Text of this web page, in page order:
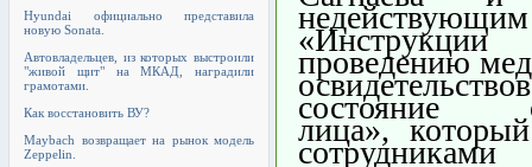
Hyundai официально представила
новую Sonata.
Автовладельцев, из которых выстроили
"живой щит" на МКАД, наградили
грамотами.
Как восстановить ВУ?
Maybach возвращает на рынок модель
Zeppelin.
проведению
состояние
лица»,